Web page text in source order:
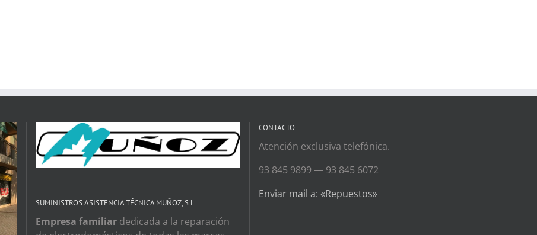
SUMINISTROS ASISTENCIA TÉCNICA MUÑOZ, S.L
Empresa familiardedicada a la reparación
CONTACTO
Atención exclusiva telefónica.
93 845 9899 — 93 845 6072
Enviar mail a: «Repuestos»